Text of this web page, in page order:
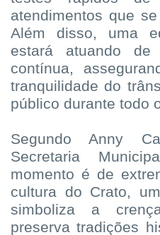
atendimentos que
Além disso, uma
estará atuando
contínua,
tranquilidade do
público durante todo
Segundo Anny
Secretaria
momento é de
cultura do Crato,
simboliza a
preserva tradições